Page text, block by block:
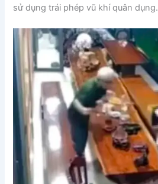
sử dụng trái phép vũ khí quân dụng.